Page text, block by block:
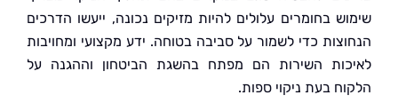
בחומרים עלולים להיות מזיקים נכונה, ייעשו הדרכים
כדי לשמור על סביבה בטוחה. ידע מקצועי ומחויבות
השירות הם מפתח בהשגת הביטחון וההגנה על
בעת ניקוי ספות.